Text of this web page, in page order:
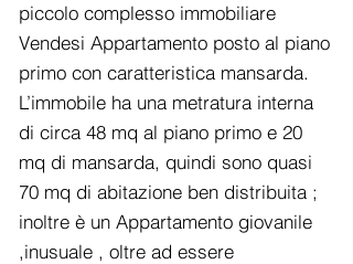
piccolo complesso immobiliare
Vendesi Appartamento posto al piano
primo con caratteristica mansarda.
L’immobile ha una metratura interna
di circa 48 mq al piano primo e 20
mq di mansarda, quindi sono quasi
70 mq di abitazione ben distribuita ;
inoltre è un Appartamento giovanile
,inusuale , oltre ad essere